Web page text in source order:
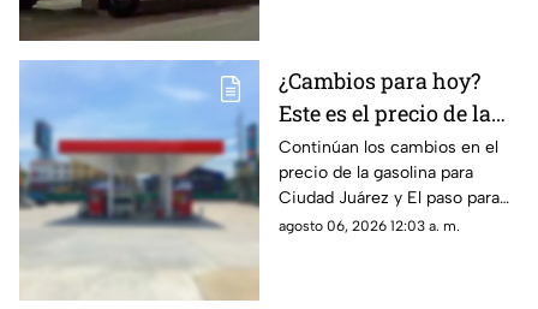
¿Cambios para hoy?
Este es el precio de la
gasolina para Ciudad
Juárez y El Paso
Continúan los cambios en el
precio de la gasolina para
Ciudad Juárez y El paso para
hoy, 6 de agosto
agosto 06, 2026 12:03 a. m.